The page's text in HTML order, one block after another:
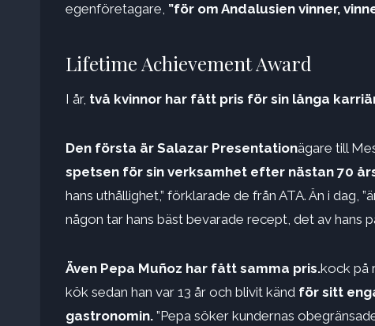
egenföretagare, ”för om Andalusien vinner,
Lifetime Achievement Award
I år, två kvinnor har fått pris för sin långa
Den första är Salazar Presentationägare till
spetsen för sin verksamhet efter nästan 70
hans uthållighet,” förklarade de från ATA. Än i dag,
någon tar hans bäst bevarade recept, det av hans
Även Pepa Muñoz har fått samma pris.kock på
kök sedan han var 13 år och blivit känd för sitt
gastronomin. ”Pepa söker kundernas